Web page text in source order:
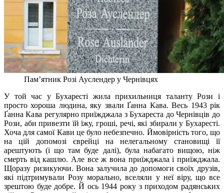
Пам’ятник Розі Ауслендер у Чернівцях
У той час у Бухаресті жила прихильниця таланту Рози і
просто хороша людина, яку звали Ґанна Кава. Весь 1943 рік
Ґанна Кава регулярно приїжджала з Бухареста до Чернівців до
Рози, аби привезти їй їжу, гроші, речі, які збирали у Бухаресті.
Хоча для самої Кави це було небезпечно. Ймовірність того, що
на цій допомозі єврейці на нелегальному становищі її
арештують (і що там буде далі), була набагато вищою, ніж
смерть від кашлю. Але все ж вона приїжджала і приїжджала.
Щоразу ризикуючи. Вона залучила до допомоги своїх друзів,
які підтримували Розу морально, вселяли у неї віру, що все
зрештою буде добре. Й ось 1944 року з приходом радянських